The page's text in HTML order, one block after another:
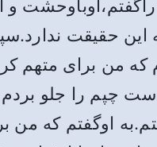
و
این حقیقت
که من برای متهم
چپم را جلو
اوگفتم که من